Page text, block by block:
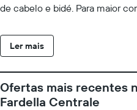
de cabelo e bidé. Para maior
Vacanze Fardella Centrale vai
serve gastronomia italiano.
um serviço de aluguer de
carros. Marina de Cornino fica a
Ler mais
Ofertas mais recentes
Fardella Centrale